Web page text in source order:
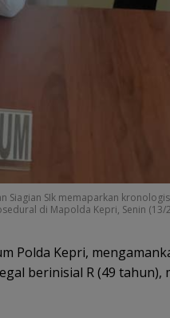
Siagian SIk memaparkan
di Mapolda Kepri, Senin (13/
Polda Kepri,
berinisial R (49 tahun),